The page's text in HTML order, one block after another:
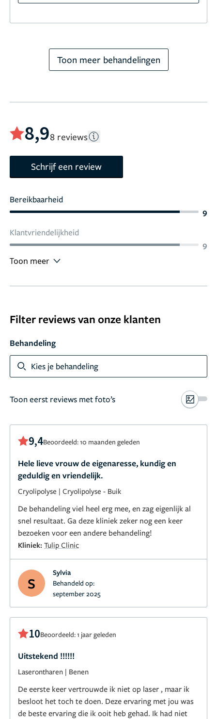
Toon meer behandelingen
8,98 reviews
Schrijf een review
Bereikbaarheid
9
Klantvriendelijkheid
9
Toon meer
Filter reviews van onze klanten
Behandeling
Kies je behandeling
Toon eerst reviews met foto’s
9,4Beoordeeld: 10 maanden geleden
Hele lieve vrouw de eigenaresse, kundig en
geduldig en vriendelijk.
Cryolipolyse | Cryolipolyse - Buik
De behandeling viel heel erg mee, en zag eigenlijk al
snel resultaat. Ga deze kliniek zeker nog een keer
bezoeken voor een andere behandeling!
Kliniek: Tulip Clinic
S
Sylvia
Behandeld op:
september 2025
10Beoordeeld: 1 jaar geleden
Uitstekend !!!!!!
Laserontharen | Benen
De eerste keer vertrouwde ik niet op laser , maar ik
besloot het toch te doen. Deze ervaring met jou was
de beste ervaring die ik ooit heb gehad. Ik had niet